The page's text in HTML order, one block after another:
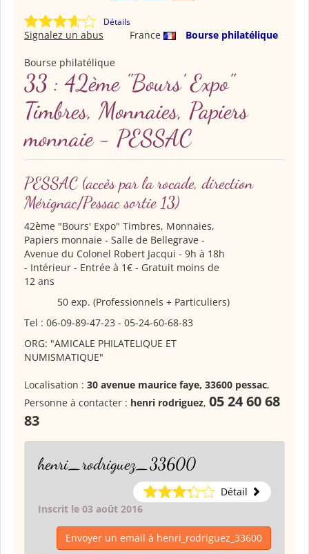
Détails
France Bourse philatélique
Signalez un abus
Bourse philatélique
33 : 42ème "Bours' Expo"
Timbres, Monnaies, Papiers
monnaie - PESSAC
PESSAC (accès par la rocade, direction
Mérignac/Pessac sortie 13)
42ème "Bours' Expo" Timbres, Monnaies,
Papiers monnaie - Salle de Bellegrave -
Avenue du Colonel Robert Jacqui - 9h à 18h
- Intérieur - Entrée à 1€ - Gratuit moins de
12 ans
50 exp. (Professionnels + Particuliers)
Tel : 06-09-89-47-23 - 05-24-60-68-83
ORG: "AMICALE PHILATELIQUE ET
NUMISMATIQUE"
Localisation : 30 avenue maurice faye, 33600 pessac,
Personne à contacter : henri rodriguez, 05 24 60 68
83
henri_rodriguez_33600
Détail
Inscrit le 03 août 2016
Envoyer un email à henri_rodriguez_33600